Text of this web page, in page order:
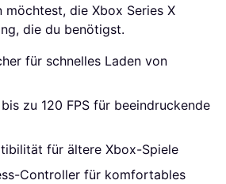
möchtest, die Xbox Series X
die du benötigst.
für schnelles Laden von
zu 120 FPS für beeindruckende
für ältere Xbox-Spiele
Controller für komfortables